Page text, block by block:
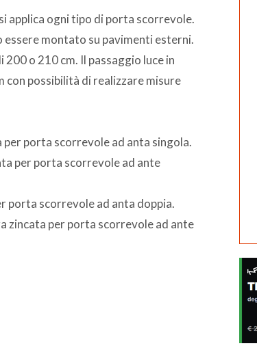
applica ogni tipo di porta scorrevole.
montato su pavimenti esterni.
o 210 cm. Il passaggio luce in
con possibilità di realizzare misure
porta scorrevole ad anta singola.
per porta scorrevole ad ante
porta scorrevole ad anta doppia.
zincata per porta scorrevole ad ante